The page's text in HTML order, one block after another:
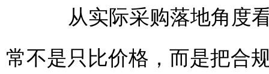
从实际采购落地角度看
常不是只比价格，而是把合